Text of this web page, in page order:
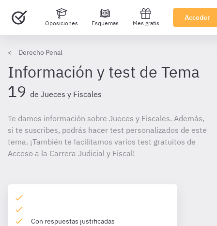
Oposiciones Esquemas Mes gratis
Acceder
Derecho Penal
Información y test de Tema
19 de Jueces y Fiscales
Te damos información sobre Jueces y Fiscales. Además,
si te suscribes, podrás hacer test personalizados de este
tema. ¡También te facilitamos varios test gratuitos de
Acceso a la Carrera Judicial y Fiscal!
Con respuestas justificadas